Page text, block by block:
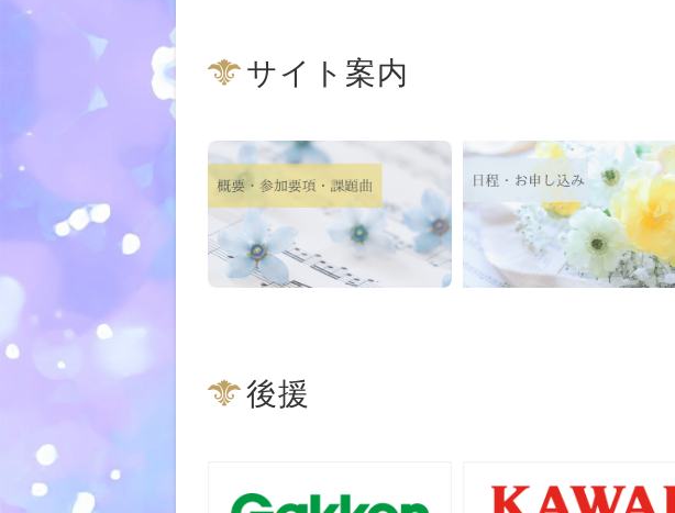
サイト案内
後援